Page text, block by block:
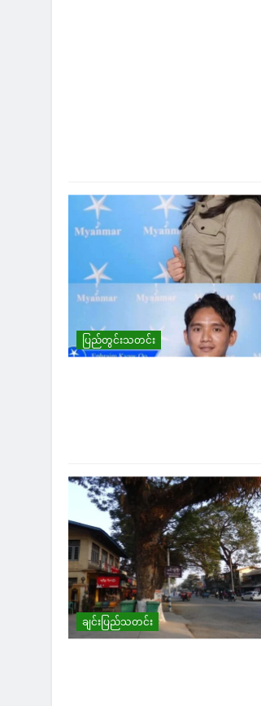
ပြည်တွင်းသတင်း
ချင်းပြည်သတင်း